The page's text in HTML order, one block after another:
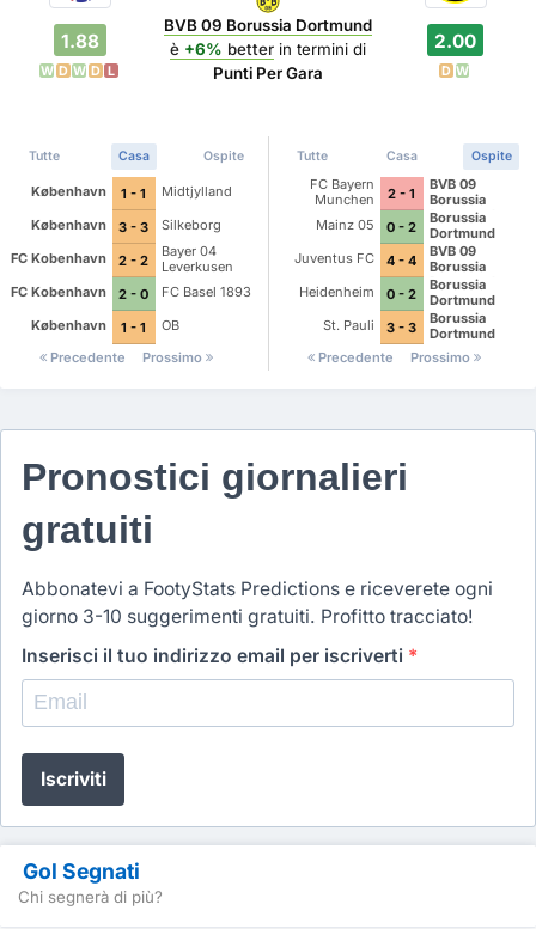
1.88
W D W D L
BVB 09 Borussia Dortmund
è +6% betterin termini di
Punti Per Gara
2.00
D W
Tutte Casa Ospite
København 1 - 1
Midtjylland
København
3 - 3
Silkeborg
FC Kobenhavn
2 - 2
Bayer 04
Leverkusen
FC Kobenhavn
2 - 0
FC Basel 1893
København
1 - 1
OB
Precedente
Prossimo
Tutte Casa Ospite
FC Bayern
Munchen
2 - 1
BVB 09
Borussia
Dortmund
Mainz 05 0 - 2
Borussia
Dortmund
Juventus FC
4 - 4
BVB 09
Borussia
Dortmund
Heidenheim 0 - 2
Borussia
Dortmund
St. Pauli
3 - 3
Borussia
Dortmund
Precedente
Prossimo
Pronostici giornalieri
gratuiti
Abbonatevi a FootyStats Predictions e riceverete ogni
giorno 3-10 suggerimenti gratuiti. Profitto tracciato!
Inserisci il tuo indirizzo email per iscriverti *
Iscriviti
Gol Segnati
Chi segnerà di più?